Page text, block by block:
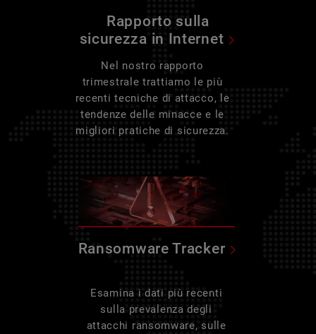
Rapporto sulla
sicurezza in Internet
Nel nostro rapporto
trimestrale trattiamo le più
recenti tecniche di attacco, le
tendenze delle minacce e le
migliori pratiche di sicurezza.
Ransomware Tracker
Esamina i dati più recenti
sulla prevalenza degli
attacchi ransomware, sulle